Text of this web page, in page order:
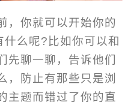
，你就可以开始你的
什么呢?比如你可以和
先聊一聊，告诉他们
，防止有那些只是浏
主题而错过了你的直